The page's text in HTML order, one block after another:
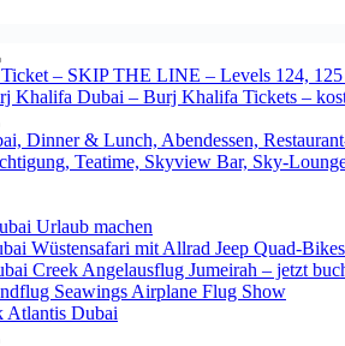
– SKIP THE LINE – Levels 124, 125
Khalifa Dubai – Burj Khalifa Tickets –
Dinner & Lunch, Abendessen,
Teatime, Skyview Bar, Sky-
Urlaub machen
Wüstensafari mit Allrad Jeep Quad-
Creek Angelausflug Jumeirah – jetzt
Seawings Airplane Flug Show
Atlantis Dubai